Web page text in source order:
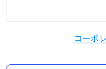
コーポ